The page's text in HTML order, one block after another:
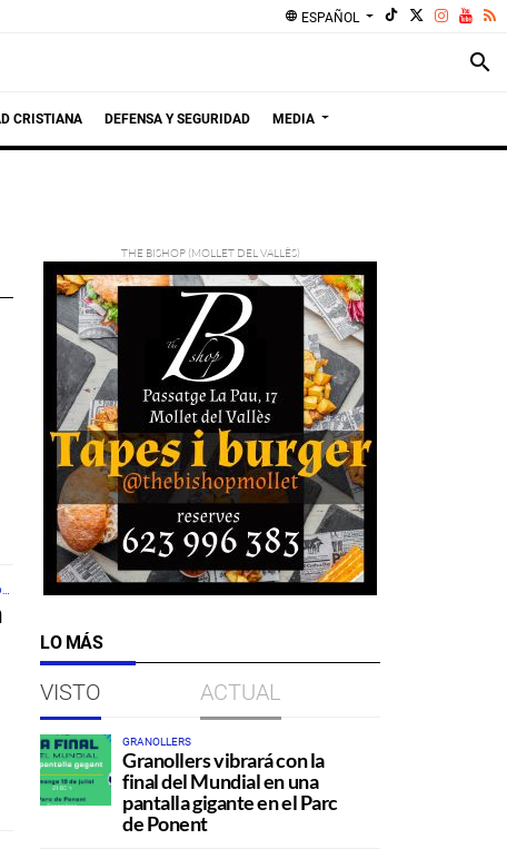
language ESPAÑOL
search
CRISTIANA DEFENSA Y SEGURIDAD MEDIA
LO MÁS
VISTO ACTUAL
GRANOLLERS
Granollers vibrará con la
final del Mundial en una
pantalla gigante en el Parc
de Ponent